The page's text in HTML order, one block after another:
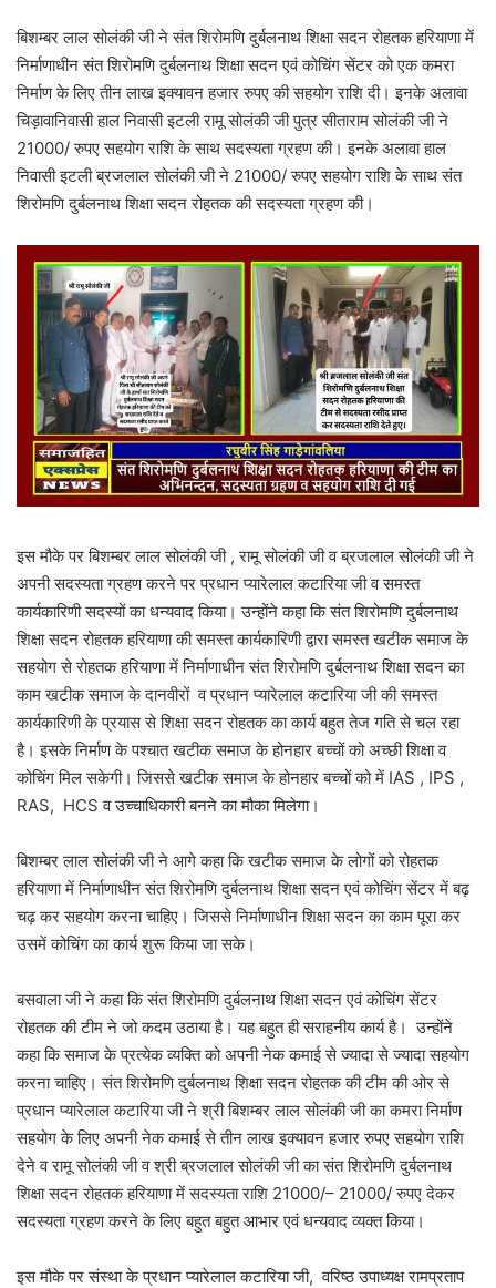
बिशम्बर लाल सोलंकी जी ने संत शिरोमणि दुर्बलनाथ शिक्षा सदन रोहतक हरियाणा में
निर्माणाधीन संत शिरोमणि दुर्बलनाथ शिक्षा सदन एवं कोचिंग सेंटर को एक कमरा
निर्माण के लिए तीन लाख इक्यावन हजार रुपए की सहयोग राशि दी। इनके अलावा
चिड़ावानिवासी हाल निवासी इटली रामू सोलंकी जी पुत्र सीताराम सोलंकी जी ने
21000/ रुपए सहयोग राशि के साथ सदस्यता ग्रहण की। इनके अलावा हाल
निवासी इटली ब्रजलाल सोलंकी जी ने 21000/ रुपए सहयोग राशि के साथ संत
शिरोमणि दुर्बलनाथ शिक्षा सदन रोहतक की सदस्यता ग्रहण की।
इस मौके पर बिशम्बर लाल सोलंकी जी , रामू सोलंकी जी व ब्रजलाल सोलंकी जी ने
अपनी सदस्यता ग्रहण करने पर प्रधान प्यारेलाल कटारिया जी व समस्त
कार्यकारिणी सदस्यों का धन्यवाद किया। उन्होंने कहा कि संत शिरोमणि दुर्बलनाथ
शिक्षा सदन रोहतक हरियाणा की समस्त कार्यकारिणी द्वारा समस्त खटीक समाज के
सहयोग से रोहतक हरियाणा में निर्माणाधीन संत शिरोमणि दुर्बलनाथ शिक्षा सदन का
काम खटीक समाज के दानवीरों व प्रधान प्यारेलाल कटारिया जी की समस्त
कार्यकारिणी के प्रयास से शिक्षा सदन रोहतक का कार्य बहुत तेज गति से चल रहा
है। इसके निर्माण के पश्चात खटीक समाज के होनहार बच्चों को अच्छी शिक्षा व
कोचिंग मिल सकेगी। जिससे खटीक समाज के होनहार बच्चों को में IAS , IPS ,
RAS, HCS व उच्चाधिकारी बनने का मौका मिलेगा।
बिशम्बर लाल सोलंकी जी ने आगे कहा कि खटीक समाज के लोगों को रोहतक
हरियाणा में निर्माणाधीन संत शिरोमणि दुर्बलनाथ शिक्षा सदन एवं कोचिंग सेंटर में बढ़
चढ़ कर सहयोग करना चाहिए। जिससे निर्माणाधीन शिक्षा सदन का काम पूरा कर
उसमें कोचिंग का कार्य शुरू किया जा सके।
बसवाला जी ने कहा कि संत शिरोमणि दुर्बलनाथ शिक्षा सदन एवं कोचिंग सेंटर
रोहतक की टीम ने जो कदम उठाया है। यह बहुत ही सराहनीय कार्य है। उन्होंने
कहा कि समाज के प्रत्येक व्यक्ति को अपनी नेक कमाई से ज्यादा से ज्यादा सहयोग
करना चाहिए। संत शिरोमणि दुर्बलनाथ शिक्षा सदन रोहतक की टीम की ओर से
प्रधान प्यारेलाल कटारिया जी ने श्री बिशम्बर लाल सोलंकी जी का कमरा निर्माण
सहयोग के लिए अपनी नेक कमाई से तीन लाख इक्यावन हजार रुपए सहयोग राशि
देने व रामू सोलंकी जी व श्री ब्रजलाल सोलंकी जी का संत शिरोमणि दुर्बलनाथ
शिक्षा सदन रोहतक हरियाणा में सदस्यता राशि 21000/– 21000/ रुपए देकर
सदस्यता ग्रहण करने के लिए बहुत बहुत आभार एवं धन्यवाद व्यक्त किया।
इस मौके पर संस्था के प्रधान प्यारेलाल कटारिया जी, वरिष्ठ उपाध्यक्ष रामप्रताप